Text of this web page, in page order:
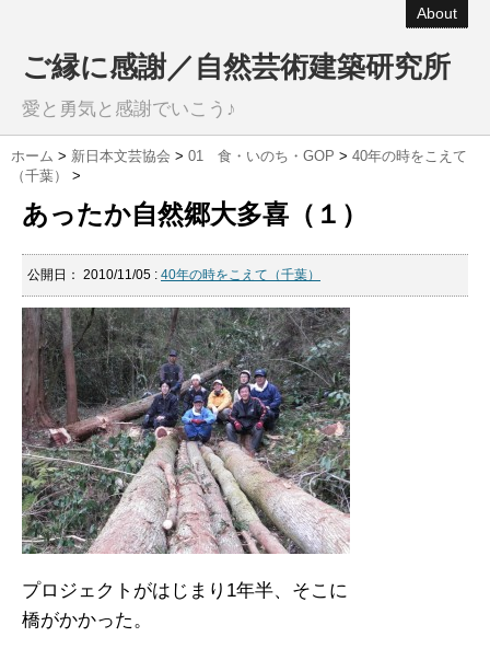
About
ご縁に感謝／自然芸術建築研究所
愛と勇気と感謝でいこう♪
ホーム > 新日本文芸協会 > 01 食・いのち・GOP > 40年の時をこえて
（千葉）
>
あったか自然郷大多喜（１）
公開日： 2010/11/05 : 40年の時をこえて（千葉）
プロジェクトがはじまり1年半、そこに
橋がかかった。